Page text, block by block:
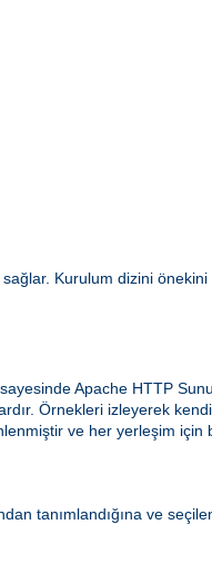
sağlar. Kurulum dizini önekini
Apache HTTP
Örnekleri izleyerek kendi
ve her yerleşim için
tanımlandığına ve